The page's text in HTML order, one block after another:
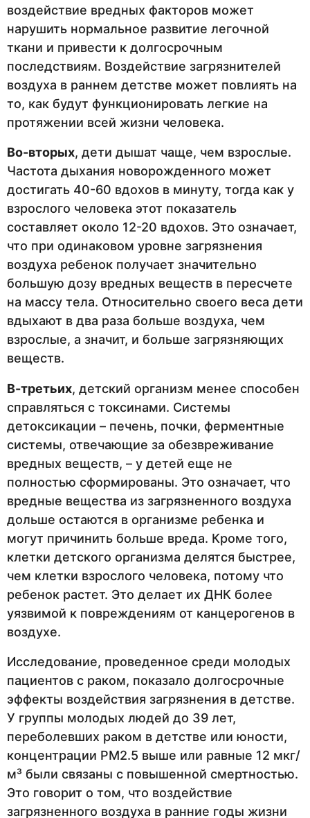
воздействие вредных факторов может
нарушить нормальное развитие легочной
ткани и привести к долгосрочным
последствиям. Воздействие загрязнителей
воздуха в раннем детстве может повлиять на
то, как будут функционировать легкие на
протяжении всей жизни человека.
Во-вторых, дети дышат чаще, чем взрослые.
Частота дыхания новорожденного может
достигать 40-60 вдохов в минуту, тогда как у
взрослого человека этот показатель
составляет около 12-20 вдохов. Это означает,
что при одинаковом уровне загрязнения
воздуха ребенок получает значительно
большую дозу вредных веществ в пересчете
на массу тела. Относительно своего веса дети
вдыхают в два раза больше воздуха, чем
взрослые, а значит, и больше загрязняющих
веществ.
В-третьих, детский организм менее способен
справляться с токсинами. Системы
детоксикации – печень, почки, ферментные
системы, отвечающие за обезвреживание
вредных веществ, – у детей еще не
полностью сформированы. Это означает, что
вредные вещества из загрязненного воздуха
дольше остаются в организме ребенка и
могут причинить больше вреда. Кроме того,
клетки детского организма делятся быстрее,
чем клетки взрослого человека, потому что
ребенок растет. Это делает их ДНК более
уязвимой к повреждениям от канцерогенов в
воздухе.
Исследование, проведенное среди молодых
пациентов с раком, показало долгосрочные
эффекты воздействия загрязнения в детстве.
У группы молодых людей до 39 лет,
переболевших раком в детстве или юности,
концентрации PM2.5 выше или равные 12 мкг/
м³ были связаны с повышенной смертностью.
Это говорит о том, что воздействие
загрязненного воздуха в ранние годы жизни